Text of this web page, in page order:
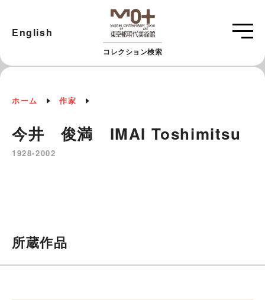
コレクション検索
English
ホーム 作家
今井 俊満 IMAI Toshimitsu
1928-2002
所蔵作品